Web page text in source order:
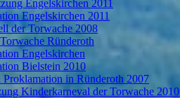
Engelskirchen 2011
Engelskirchen 2011
der Torwache 2008
Ründeroth
Engelskirchen
Bielstein 2010
in Ründeroth 2007
Kinderkarneval der Torwache 2010